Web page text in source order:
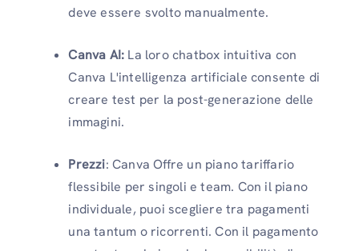
deve essere svolto manualmente.
Canva AI: La loro chatbox intuitiva con
Canva L'intelligenza artificiale consente di
creare test per la post-generazione delle
immagini.
Prezzi: Canva Offre un piano tariffario
flessibile per singoli e team. Con il piano
individuale, puoi scegliere tra pagamenti
una tantum o ricorrenti. Con il pagamento